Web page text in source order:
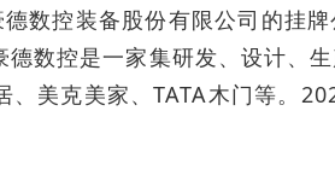
数控装备股份有限公司的挂牌
数控是一家集研发、设计、
美克美家、TATA木门等。